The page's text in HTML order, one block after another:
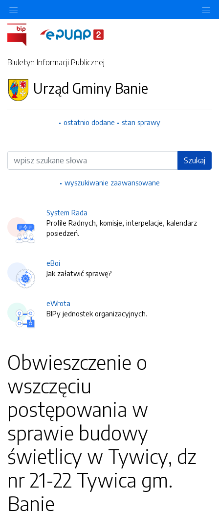
Biuletyn Informacji Publicznej
Urząd Gminy Banie
ostatnio dodane stan sprawy
Wyszukiwarka Szukaj
wyszukiwanie zaawansowane
System Rada
Profile Radnych, komisje, interpelacje, kalendarz
posiedzeń.
eBoi
Jak załatwić sprawę?
eWrota
BIPy jednostek organizacyjnych.
Obwieszczenie o
wszczęciu
postępowania w
sprawie budowy
świetlicy w Tywicy, dz
nr 21-22 Tywica gm.
Banie